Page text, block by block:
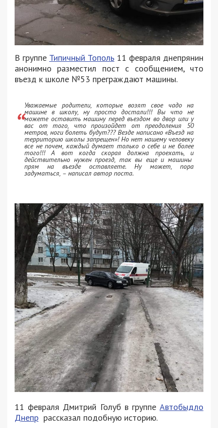
‎В группе Типичный Тополь 11 февраля днепрянин
анонимно разместил пост с сообщением, что
въезд к школе №53 преграждают машины.
Уважаемые родители, которые возят свое чадо на
машине в школу, ну просто достали!!! Вы что не
можете оставить машину перед въездом во двор или у
вас от того, что произойдет от преодоления 50
метров, ноги болеть будут??? Везде написано «Въезд на
территорию школы запрещен»! Но нет нашему человеку
все не почем, каждый думает только о себе и не более
того!!! А вот когда скорая должна проехать, и
действительно нужен проезд, так вы еще и машины
прям на въезде оставляете. Ну может, пора
задуматься, – написал автор поста.
11 февраля Дмитрий Голуб в группе Автобыдло
Днепр рассказал подобную историю.